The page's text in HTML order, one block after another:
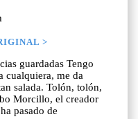
>
guardadas Tengo
cualquiera, me da
salada. Tolón, tolón,
Morcillo, el creador
pasado de